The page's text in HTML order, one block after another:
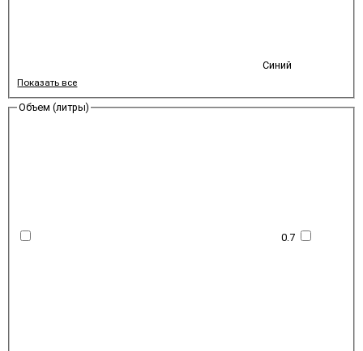
Синий
Показать все
Объем (литры)
0.7